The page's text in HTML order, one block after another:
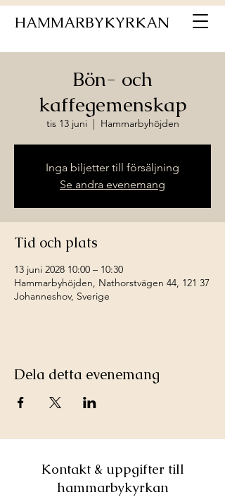
HAMMARBYKYRKAN
Bön- och
kaffegemenskap
tis 13 juni
  |
Hammarbyhöjden
Inga biljetter till försäljning
Se andra evenemang
Tid och plats
13 juni 2028 10:00 – 10:30
Hammarbyhöjden, Nathorstvägen 44, 121 37
Johanneshov, Sverige
Dela detta evenemang
Kontakt & uppgifter till
hammarbykyrkan